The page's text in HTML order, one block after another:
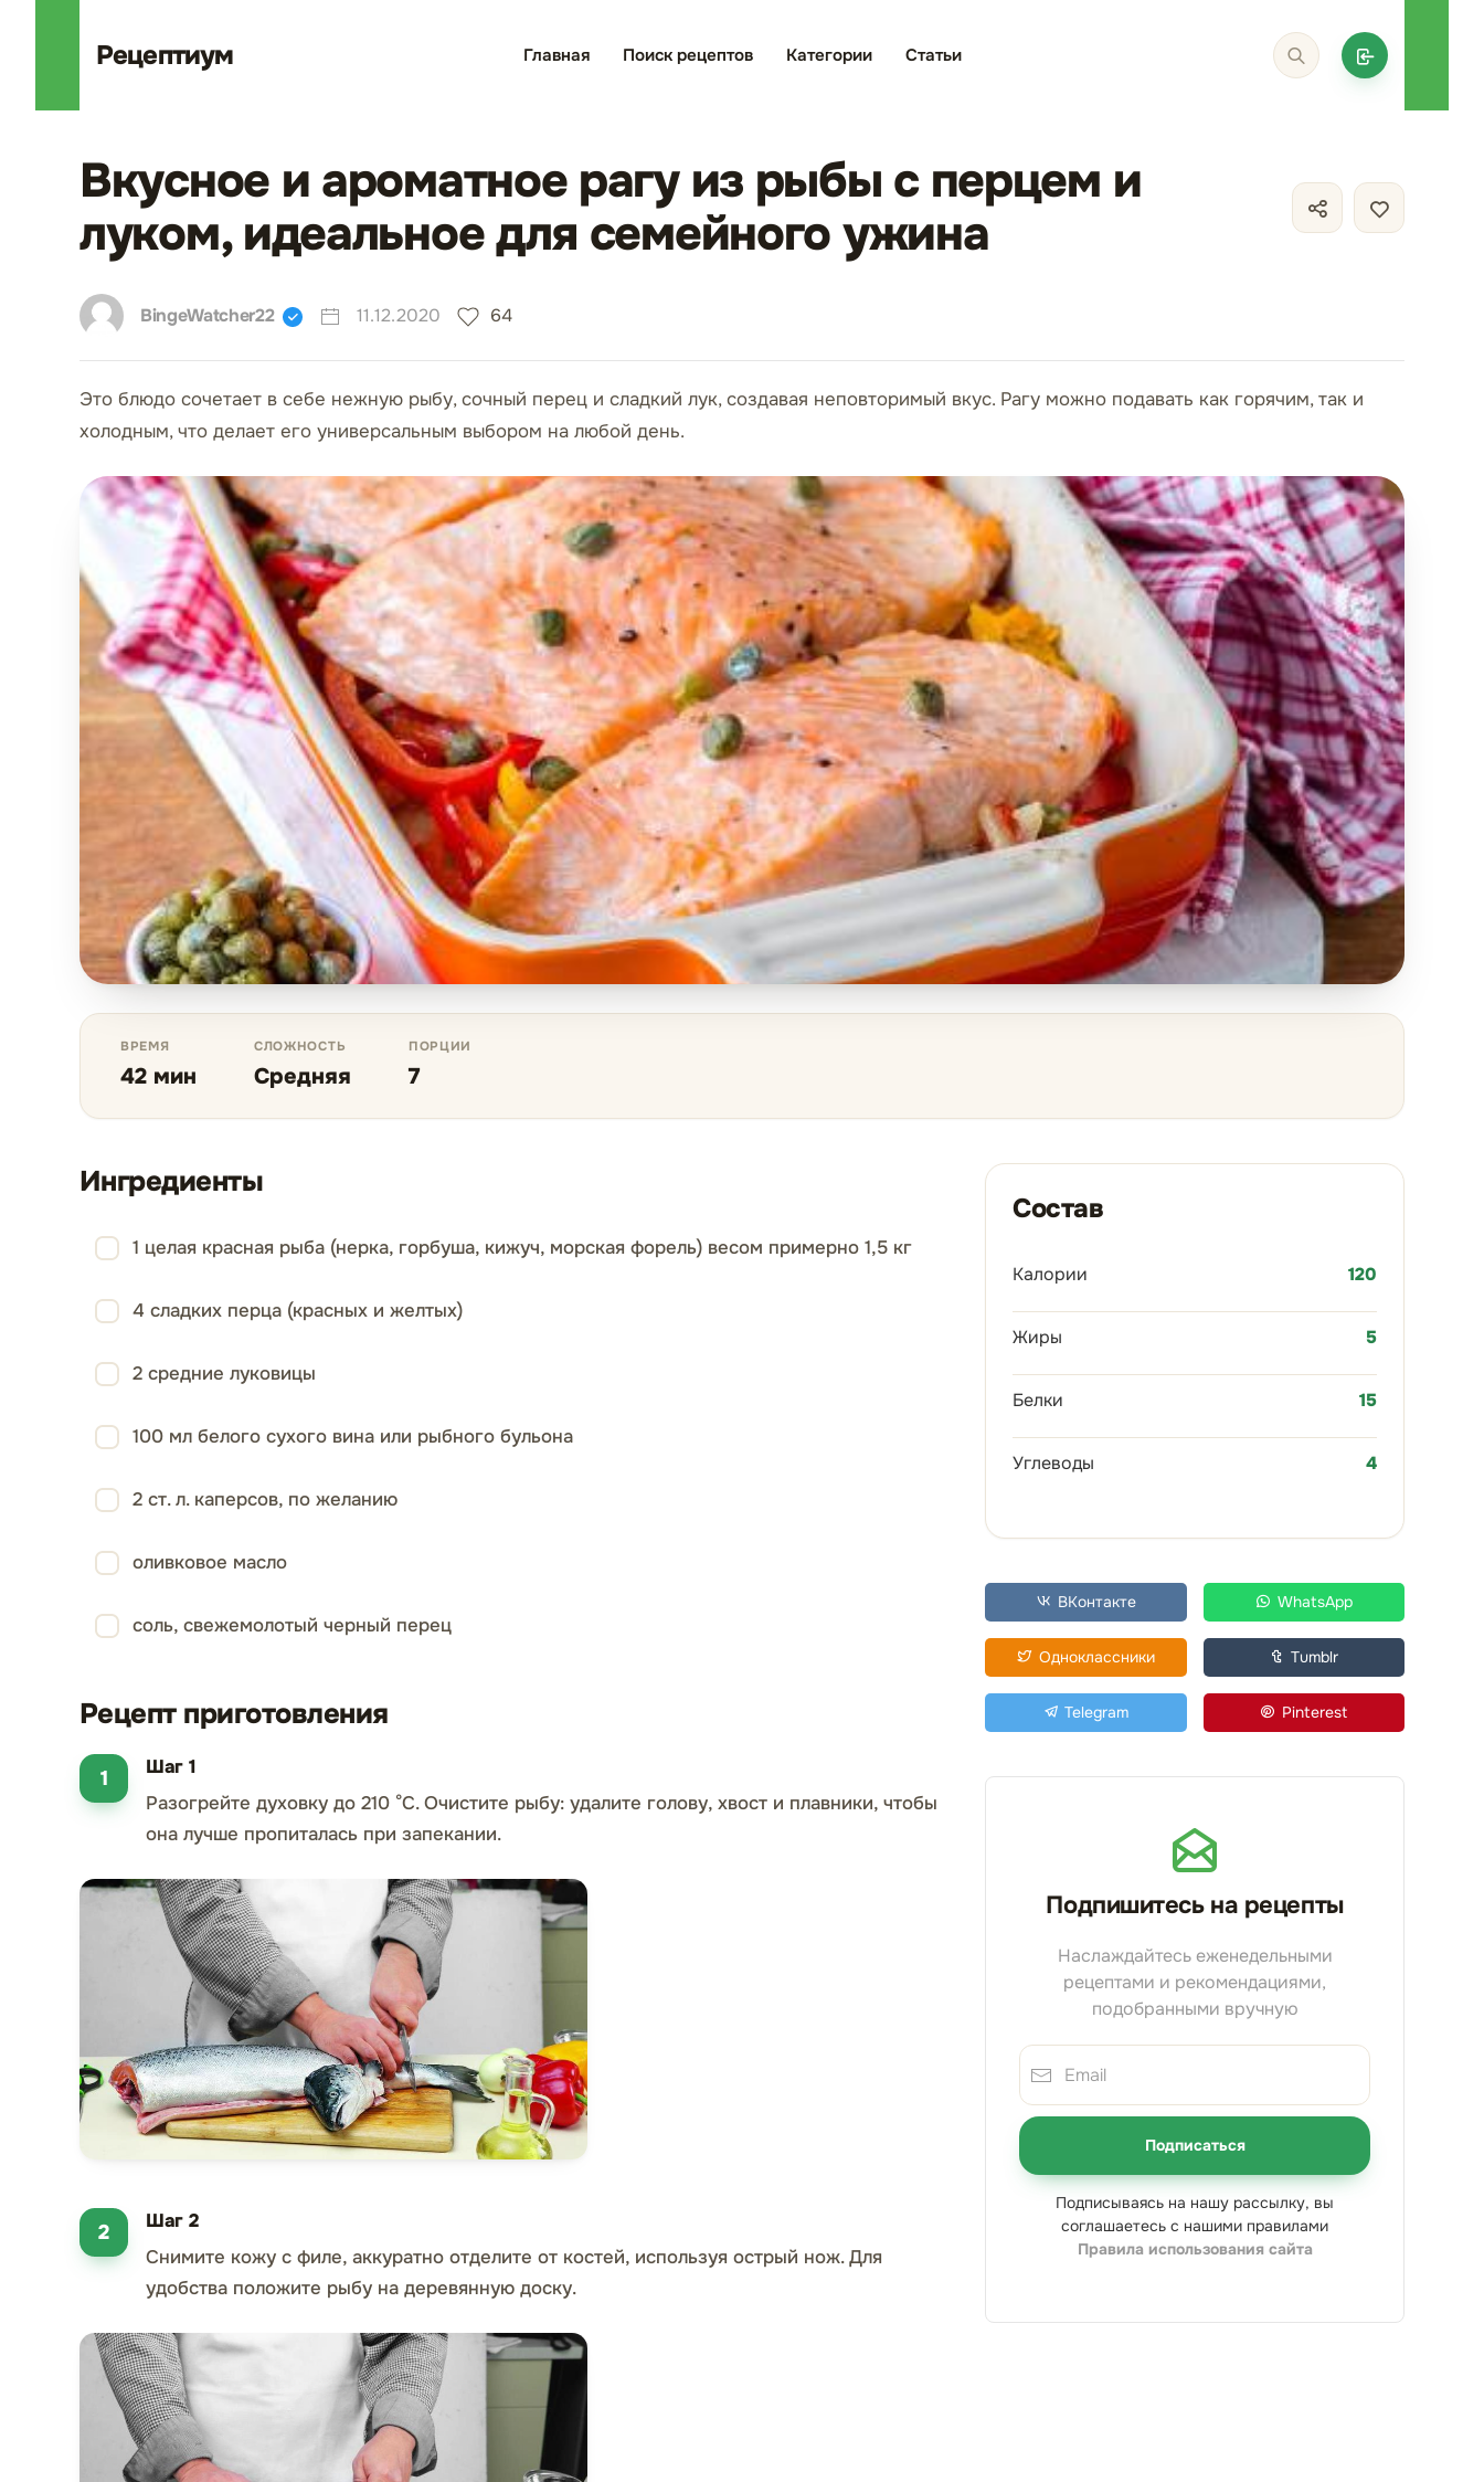
Рецептиум Главная Поиск рецептов Категории Статьи
Вкусное и ароматное рагу из рыбы с перцем и
луком, идеальное для семейного ужина
BingeWatcher22 11.12.2020 64
Это блюдо сочетает в себе нежную рыбу, сочный перец и сладкий лук, создавая неповторимый вкус. Рагу можно подавать как горячим, так и
холодным, что делает его универсальным выбором на любой день.
ВРЕМЯ
42 мин
СЛОЖНОСТЬ
Средняя
ПОРЦИИ
7
Ингредиенты
1 целая красная рыба (нерка, горбуша, кижуч, морская форель) весом примерно 1,5 кг
4 сладких перца (красных и желтых)
2 средние луковицы
100 мл белого сухого вина или рыбного бульона
2 ст. л. каперсов, по желанию
оливковое масло
соль, свежемолотый черный перец
Рецепт приготовления
Шаг 1
Разогрейте духовку до 210 °C. Очистите рыбу: удалите голову, хвост и плавники, чтобы
она лучше пропиталась при запекании.
Шаг 2
Снимите кожу с филе, аккуратно отделите от костей, используя острый нож. Для
удобства положите рыбу на деревянную доску.
Состав
Калории 120
Жиры 5
Белки 15
Углеводы 4
ВКонтакте WhatsApp
Одноклассники Tumblr
Telegram Pinterest
Подпишитесь на рецепты
Наслаждайтесь еженедельными
рецептами и рекомендациями,
подобранными вручную
Подписаться
Подписываясь на нашу рассылку, вы
соглашаетесь с нашими правилами
Правила использования сайта